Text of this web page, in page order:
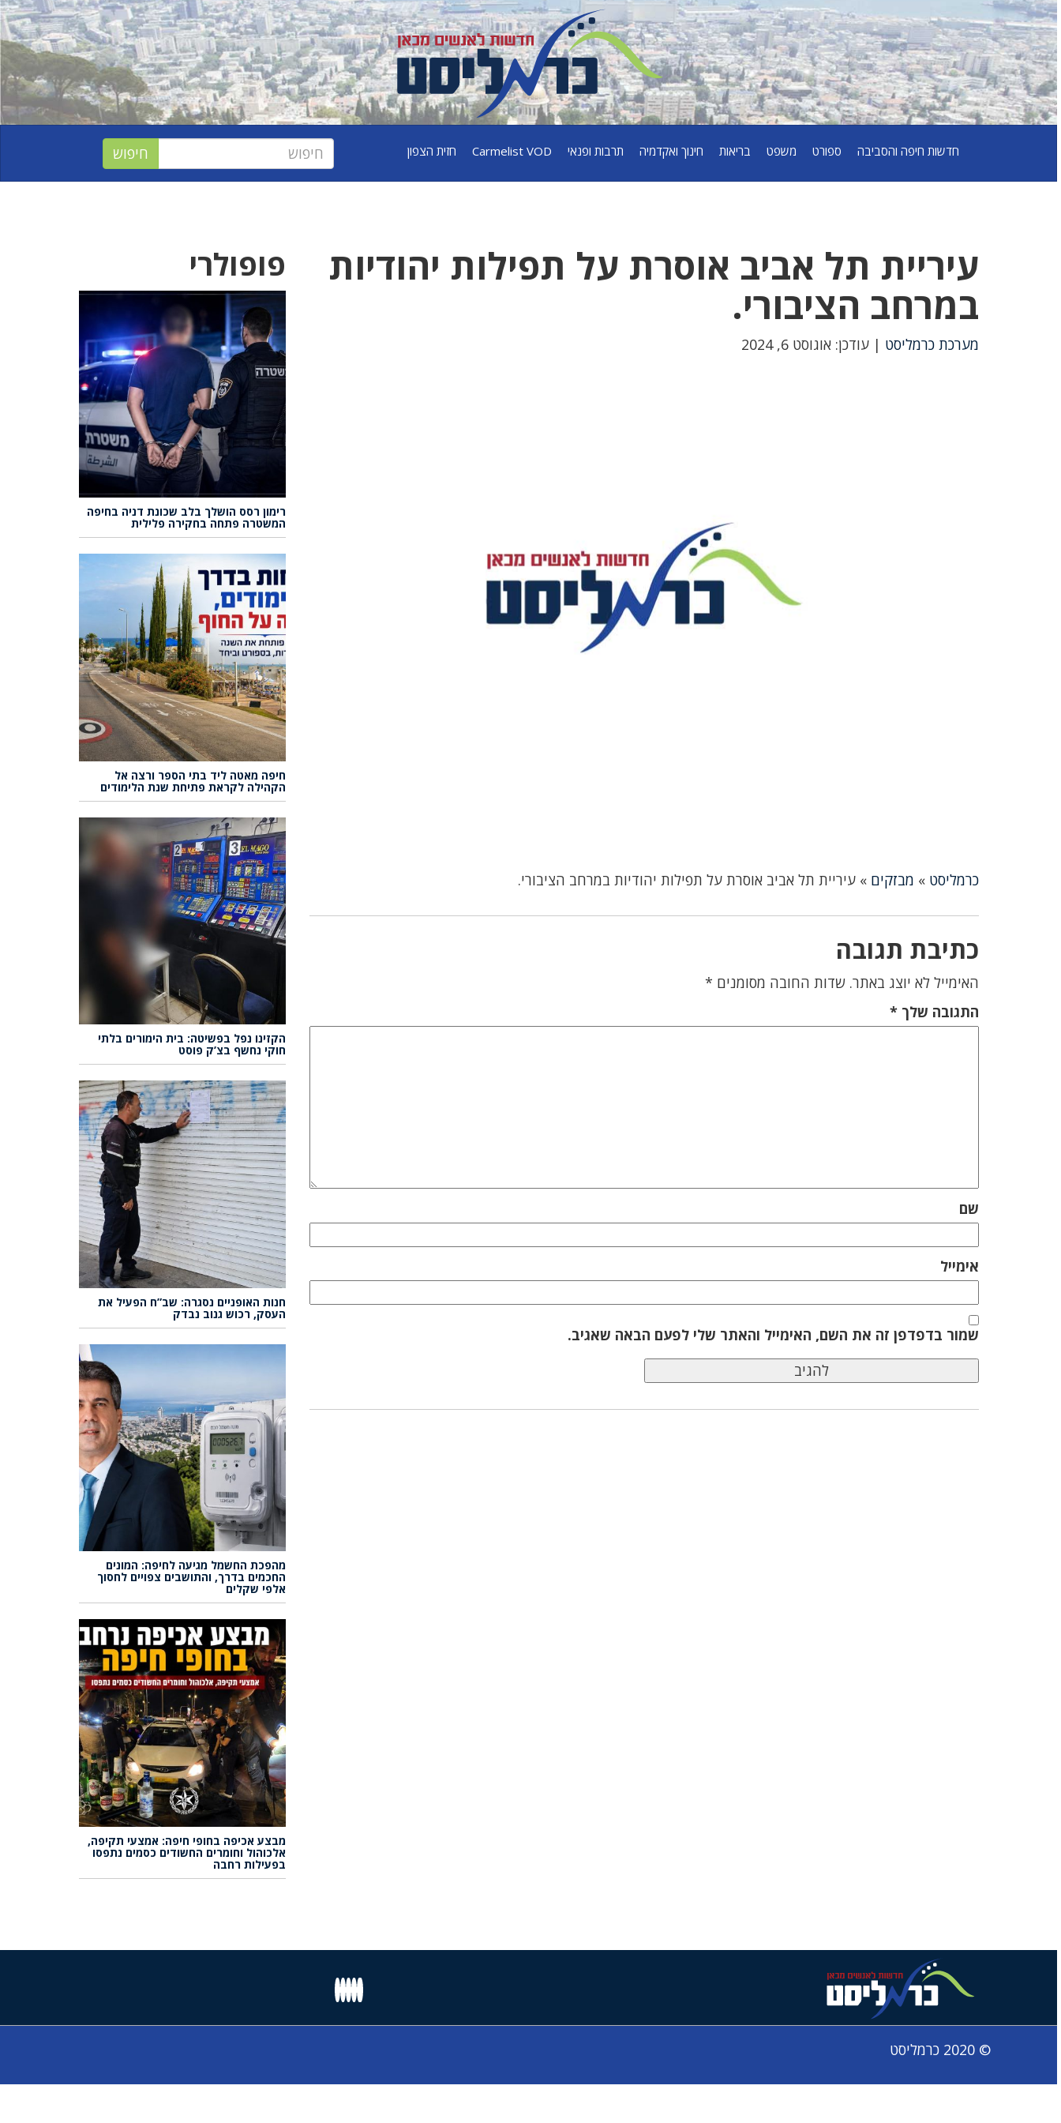
חדשות חיפה והסביבה ספורט משפט בריאות חינוך ואקדמיה תרבות ופנאי Carmelist VOD חזית הצפון
עיריית תל אביב אוסרת על תפילות יהודיות
במרחב הציבורי.
מערכת כרמליסט | עודכן: אוגוסט 6, 2024
כרמליסט » מבזקים »עיריית תל אביב אוסרת על תפילות יהודיות במרחב הציבורי.
כתיבת תגובה
האימייל לא יוצג באתר. שדות החובה מסומנים *
התגובה שלך*
שם
אימייל
שמור בדפדפן זה את השם, האימייל והאתר שלי לפעם הבאה שאגיב.
פופולרי
רימון רסס הושלך בלב שכונת דניה בחיפה
המשטרה פתחה בחקירה פלילית
חיפה מאטה ליד בתי הספר ורצה אל
הקהילה לקראת פתיחת שנת הלימודים
הקזינו נפל בפשיטה: בית הימורים בלתי
חוקי נחשף בצ’ק פוסט
חנות האופניים נסגרה: שב”ח הפעיל את
העסק, רכוש גנוב נבדק
מהפכת החשמל מגיעה לחיפה: המונים
החכמים בדרך, והתושבים צפויים לחסוך
אלפי שקלים
מבצע אכיפה בחופי חיפה: אמצעי תקיפה,
אלכוהול וחומרים החשודים כסמים נתפסו
בפעילות רחבה
© 2020 כרמליסט